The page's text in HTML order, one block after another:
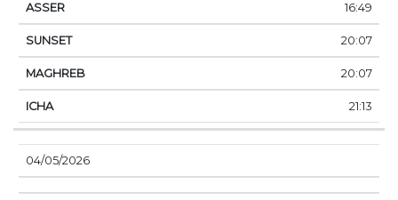
16:49
20:07
20:07
21:13
04/05/2026